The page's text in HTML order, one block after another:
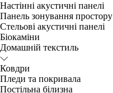
Настінні акустичні панелі
Панель зонування простору
Стельові акустичні панелі
Біокаміни
Домашній текстиль
Ковдри
Пледи та покривала
Постільна білизна